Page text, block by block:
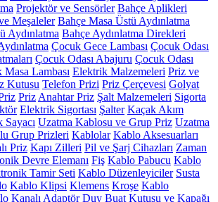
Projektör ve Sensörler Bahçe Aplikleri
Meşaleler Bahçe Masa Üstü Aydınlatma
Aydınlatma Bahçe Aydınlatma Direkleri
Çocuk Gece Lambası Çocuk Odası
Çocuk Odası Abajuru Çocuk Odası
Masa Lambası Elektrik Malzemeleri Priz ve
Kutusu Telefon Prizi Priz Çerçevesi Golyat
Priz Anahtar Priz Şalt Malzemeleri Sigorta
Elektrik Sigortası Şalter Kaçak Akım
Uzatma Kablosu ve Grup Priz Uzatma
Grup Prizleri Kablolar Kablo Aksesuarları
Priz Kapı Zilleri Pil ve Şarj Cihazları Zaman
Devre Elemanı Fiş Kablo Pabucu Kablo
Tamir Seti Kablo Düzenleyiciler Susta
Kablo Klipsi Klemens Kroşe Kablo
Kanalı Adaptör Duy Buat Kutusu ve Kapağı